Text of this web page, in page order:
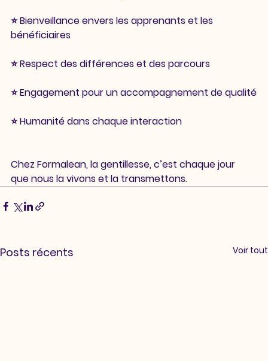
⭐ Bienveillance envers les apprenants et les
bénéficiaires
⭐ Respect des différences et des parcours
⭐ Engagement pour un accompagnement de qualité
⭐ Humanité dans chaque interaction
Chez Formalean, la gentillesse, c’est chaque jour
que nous la vivons et la transmettons.
Posts récents Voir tout